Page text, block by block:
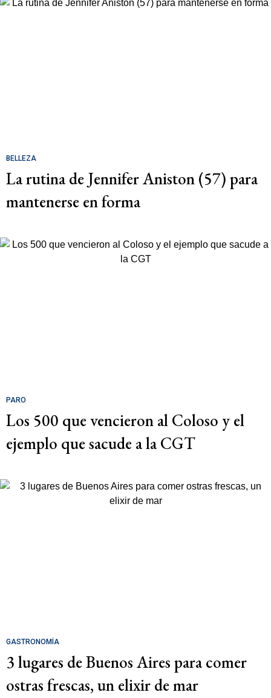
BELLEZA
La rutina de Jennifer Aniston (57) para
mantenerse en forma
PARO
Los 500 que vencieron al Coloso y el
ejemplo que sacude a la CGT
GASTRONOMÍA
3 lugares de Buenos Aires para comer
ostras frescas, un elixir de mar